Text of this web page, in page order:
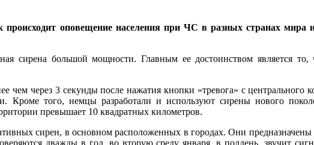
оповещение населения при ЧС в разных странах
сирена большой мощности. Главным ее достоинством является
чем через 3 секунды после нажатия кнопки «тревога» с центрального
Кроме того, немцы разработали и используют сирены нового
превышает 10 квадратных километров.
сирен, в основном расположенных в городах. Они